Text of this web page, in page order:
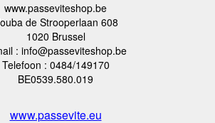
www.passeviteshop.be
de Strooperlaan 608
1020 Brussel
: info@passeviteshop.be
Telefoon : 0484/149170
BE0539.580.019
www.passevite.eu